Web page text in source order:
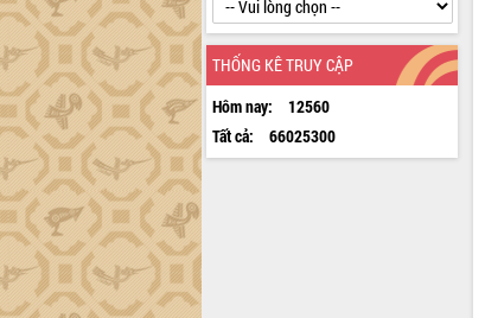
THỐNG KÊ TRUY CẬP
Hôm nay:
12560
Tất cả:
66025300